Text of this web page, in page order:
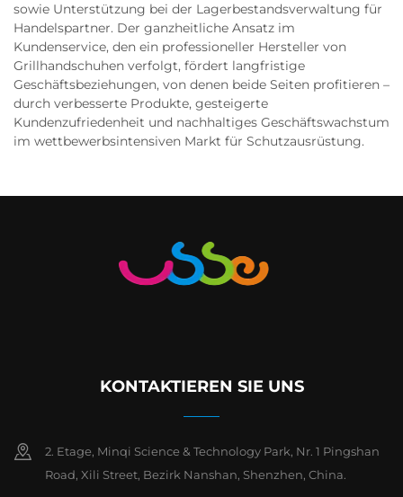
sowie Unterstützung bei der Lagerbestandsverwaltung für
Handelspartner. Der ganzheitliche Ansatz im
Kundenservice, den ein professioneller Hersteller von
Grillhandschuhen verfolgt, fördert langfristige
Geschäftsbeziehungen, von denen beide Seiten profitieren –
durch verbesserte Produkte, gesteigerte
Kundenzufriedenheit und nachhaltiges Geschäftswachstum
im wettbewerbsintensiven Markt für Schutzausrüstung.
KONTAKTIEREN SIE UNS
2. Etage, Minqi Science & Technology Park, Nr. 1 Pingshan
Road, Xili Street, Bezirk Nanshan, Shenzhen, China.